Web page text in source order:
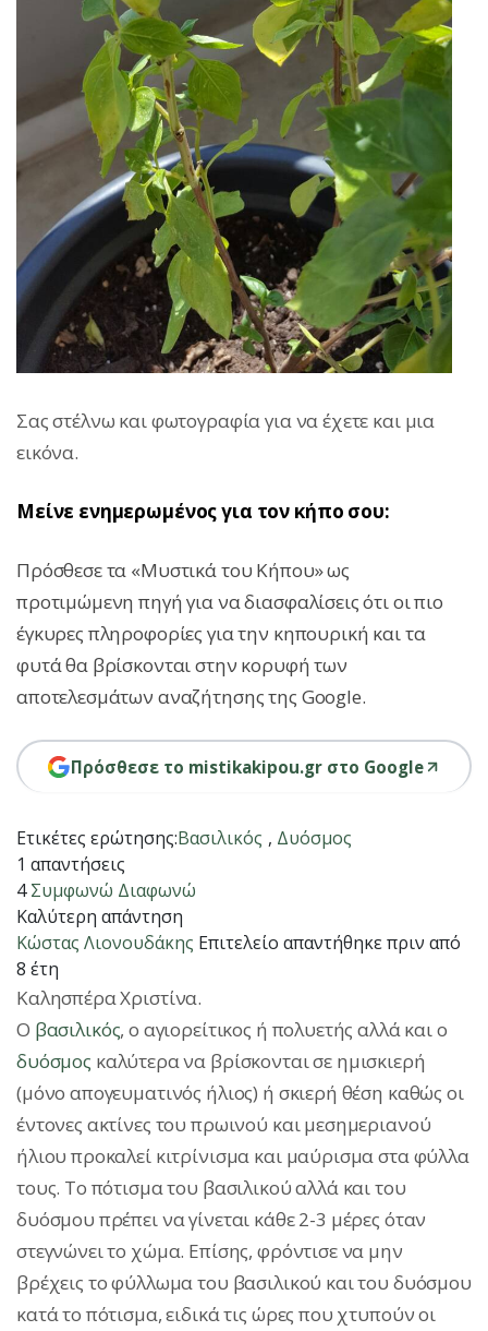
Σας στέλνω και φωτογραφία για να έχετε και μια
εικόνα.
Μείνε ενημερωμένος για τον κήπο σου:
Πρόσθεσε τα «Μυστικά του Κήπου» ως
προτιμώμενη πηγή για να διασφαλίσεις ότι οι πιο
έγκυρες πληροφορίες για την κηπουρική και τα
φυτά θα βρίσκονται στην κορυφή των
αποτελεσμάτων αναζήτησης της Google.
Πρόσθεσε το mistikakipou.gr στο Google
Ετικέτες ερώτησης:Βασιλικός , Δυόσμος
1 απαντήσεις
4 Συμφωνώ Διαφωνώ
Καλύτερη απάντηση
Κώστας Λιονουδάκης Επιτελείο απαντήθηκε πριν από
8 έτη
Καλησπέρα Χριστίνα.
Ο βασιλικός, ο αγιορείτικος ή πολυετής αλλά και ο
δυόσμος καλύτερα να βρίσκονται σε ημισκιερή
(μόνο απογευματινός ήλιος) ή σκιερή θέση καθώς οι
έντονες ακτίνες του πρωινού και μεσημεριανού
ήλιου προκαλεί κιτρίνισμα και μαύρισμα στα φύλλα
τους. Το πότισμα του βασιλικού αλλά και του
δυόσμου πρέπει να γίνεται κάθε 2-3 μέρες όταν
στεγνώνει το χώμα. Επίσης, φρόντισε να μην
βρέχεις το φύλλωμα του βασιλικού και του δυόσμου
κατά το πότισμα, ειδικά τις ώρες που χτυπούν οι